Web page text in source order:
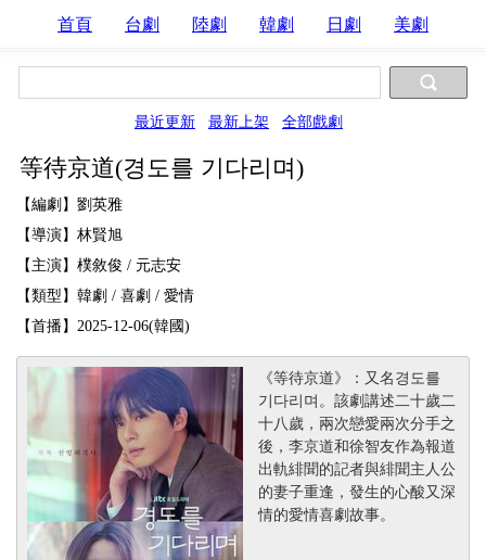
首頁 台劇 陸劇 韓劇 日劇 美劇
最近更新 最新上架 全部戲劇
等待京道(경도를 기다리며)
【編劇】劉英雅
【導演】林賢旭
【主演】樸敘俊 / 元志安
【類型】韓劇 / 喜劇 / 愛情
【首播】2025-12-06(韓國)
《等待京道》：又名경도를
기다리며。該劇講述二十歲二
十八歲，兩次戀愛兩次分手之
後，李京道和徐智友作為報道
出軌緋聞的記者與緋聞主人公
的妻子重逢，發生的心酸又深
情的愛情喜劇故事。